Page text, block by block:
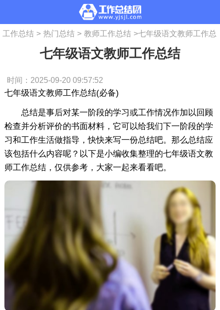
工作总结 > 热门总结 > 教师工作总结 >七年级语文教师工作总
七年级语文教师工作总结
时间：2025-09-20 09:57:52
七年级语文教师工作总结(必备)
总结是事后对某一阶段的学习或工作情况作加以回顾
检查并分析评价的书面材料，它可以给我们下一阶段的学
习和工作生活做指导，快快来写一份总结吧。那么总结应
该包括什么内容呢？以下是小编收集整理的七年级语文教
师工作总结，仅供参考，大家一起来看看吧。